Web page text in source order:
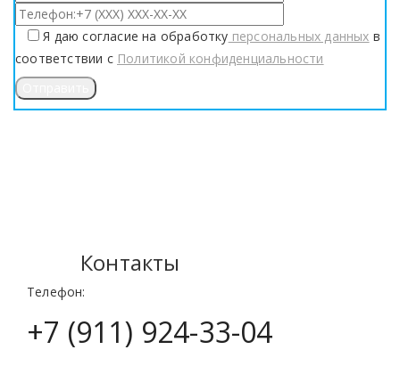
Я даю согласие на обработку персональных данных в
соответствии с Политикой конфиденциальности
Контакты
Телефон:
+7 (911) 924-33-04